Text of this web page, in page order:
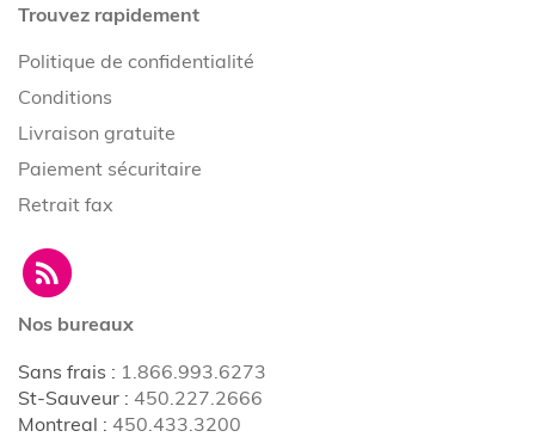
Trouvez rapidement
Politique de confidentialité
Conditions
Livraison gratuite
Paiement sécuritaire
Retrait fax
Nos bureaux
Sans frais : 1.866.993.6273
St-Sauveur : 450.227.2666
Montreal : 450.433.3200